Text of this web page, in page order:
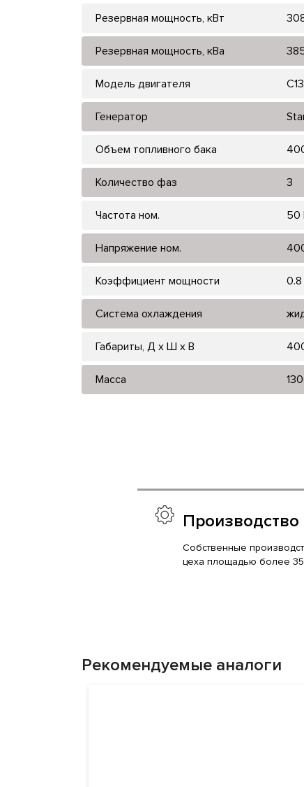
Резервная мощность, кВт
Резервная мощность, кВа
Модель двигателя
Генератор
Объем топливного бака
Количество фаз 3
Частота ном. 50
Напряжение ном.
Коэффициент мощности
Система охлаждения
Габариты, Д x Ш x В
Масса
Производство
Собственные
цеха площадью более
Рекомендуемые аналоги